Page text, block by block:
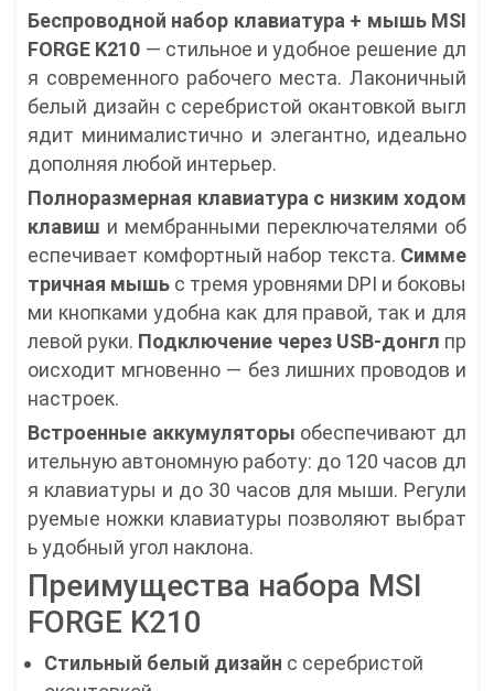
Беспроводной набор клавиатура + мышь MSI
FORGE K210 — стильное и удобное решение дл
я современного рабочего места. Лаконичный
белый дизайн с серебристой окантовкой выгл
ядит минималистично и элегантно, идеально
дополняя любой интерьер.
Полноразмерная клавиатура с низким ходом
клавиш и мембранными переключателями об
еспечивает комфортный набор текста. Симме
тричная мышь с тремя уровнями DPI и боковы
ми кнопками удобна как для правой, так и для
левой руки. Подключение через USB-донгл пр
оисходит мгновенно — без лишних проводов и
настроек.
Встроенные аккумуляторы обеспечивают дл
ительную автономную работу: до 120 часов дл
я клавиатуры и до 30 часов для мыши. Регули
руемые ножки клавиатуры позволяют выбрат
ь удобный угол наклона.
Преимущества набора MSI
FORGE K210
Стильный белый дизайн с серебристой